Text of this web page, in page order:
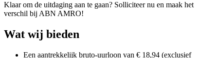
Klaar om de uitdaging aan te gaan? Solliciteer nu en maak het
verschil bij ABN AMRO!
Wat wij bieden
Een aantrekkelijk bruto-uurloon van € 18,94 (exclusief